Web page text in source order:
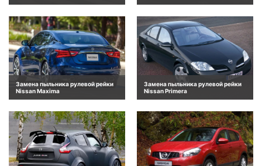
Замена пыльника рулевой рейки
Nissan Maxima
Замена пыльника рулевой рейки
Nissan Primera